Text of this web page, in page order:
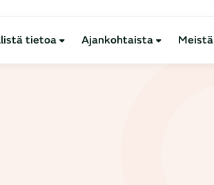
tietoa Ajankohtaista Meistä